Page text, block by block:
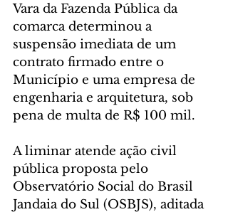
Vara da Fazenda Pública da
comarca determinou a
suspensão imediata de um
contrato firmado entre o
Município e uma empresa de
engenharia e arquitetura, sob
pena de multa de R$ 100 mil.
A liminar atende ação civil
pública proposta pelo
Observatório Social do Brasil
Jandaia do Sul (OSBJS), aditada